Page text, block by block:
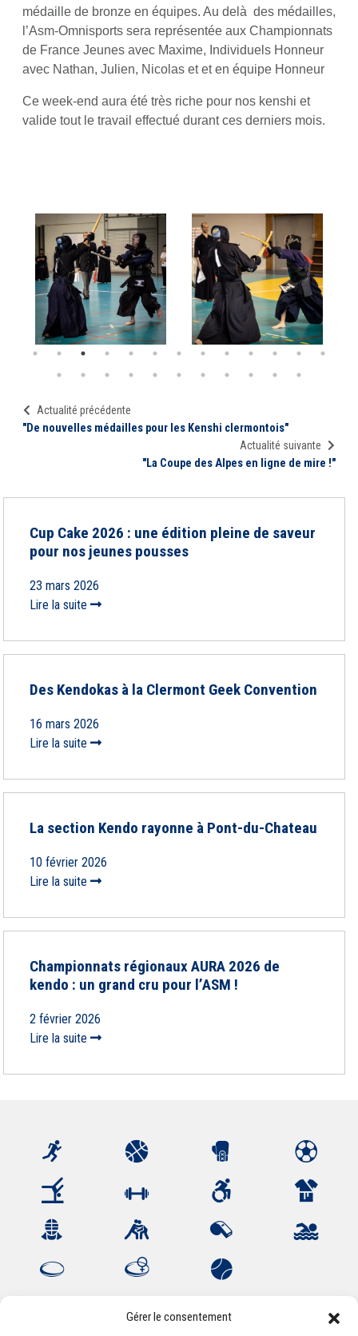
Gérer le consentement
médaille de bronze en équipes. Au delà des médailles,
l’Asm-Omnisports sera représentée aux Championnats
de France Jeunes avec Maxime, Individuels Honneur
avec Nathan, Julien, Nicolas et et en équipe Honneur
Ce week-end aura été très riche pour nos kenshi et
valide tout le travail effectué durant ces derniers mois.
Actualité précédente
"De nouvelles médailles pour les Kenshi clermontois"
Actualité suivante
"La Coupe des Alpes en ligne de mire !"
Cup Cake 2026 : une édition pleine de saveur
pour nos jeunes pousses
23 mars 2026
Lire la suite
Des Kendokas à la Clermont Geek Convention
16 mars 2026
Lire la suite
La section Kendo rayonne à Pont-du-Chateau
10 février 2026
Lire la suite
Championnats régionaux AURA 2026 de
kendo : un grand cru pour l’ASM !
2 février 2026
Lire la suite